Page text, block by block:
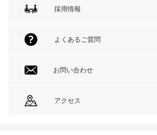
採用情報
よくあるご質問
お問い合わせ
アクセス